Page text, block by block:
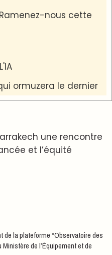
Ministère de l’Équipement et de
à Tétouan – Ayta
à Tanger : Le Souffle
Tour à Rabat ( 4ème
Exclusif à Tanger : Un
été !
spectacle